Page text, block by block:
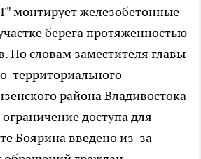
монтирует железобетонные
берега протяженностью
По словам заместителя главы
территориального
района Владивостока
доступа для
Боярина введено из-за